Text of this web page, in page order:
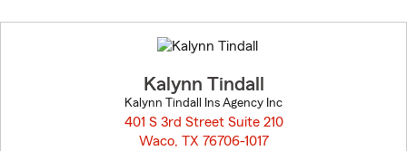
to
before
Kalynn Tindall
Kalynn Tindall Ins Agency Inc
401 S 3rd Street Suite 210
Waco, TX 76706-1017